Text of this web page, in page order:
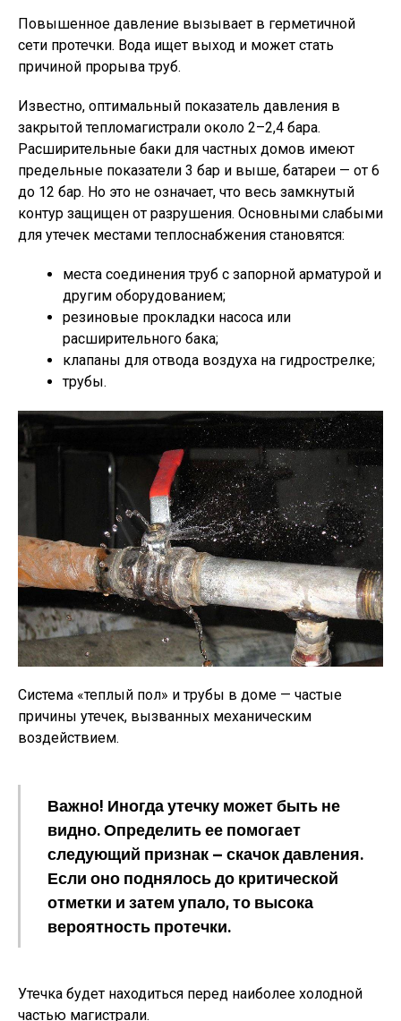
Повышенное давление вызывает в герметичной
сети протечки. Вода ищет выход и может стать
причиной прорыва труб.
Известно, оптимальный показатель давления в
закрытой тепломагистрали около 2–2,4 бара.
Расширительные баки для частных домов имеют
предельные показатели 3 бар и выше, батареи — от 6
до 12 бар. Но это не означает, что весь замкнутый
контур защищен от разрушения. Основными слабыми
для утечек местами теплоснабжения становятся:
места соединения труб с запорной арматурой и
другим оборудованием;
резиновые прокладки насоса или
расширительного бака;
клапаны для отвода воздуха на гидрострелке;
трубы.
Система «теплый пол» и трубы в доме — частые
причины утечек, вызванных механическим
воздействием.
Важно! Иногда утечку может быть не
видно. Определить ее помогает
следующий признак — скачок давления.
Если оно поднялось до критической
отметки и затем упало, то высока
вероятность протечки.
Утечка будет находиться перед наиболее холодной
частью магистрали.